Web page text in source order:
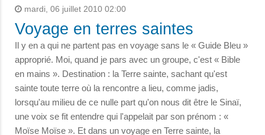
mardi, 06 juillet 2010 02:00
Voyage en terres saintes
Il y en a qui ne partent pas en voyage sans le « Guide Bleu »
approprié. Moi, quand je pars avec un groupe, c'est « Bible
en mains ». Destination : la Terre sainte, sachant qu'est
sainte toute terre où la rencontre a lieu, comme jadis,
lorsqu'au milieu de ce nulle part qu'on nous dit être le Sinaï,
une voix se fit entendre qui l'appelait par son prénom : «
Moïse Moïse ». Et dans un voyage en Terre sainte, la